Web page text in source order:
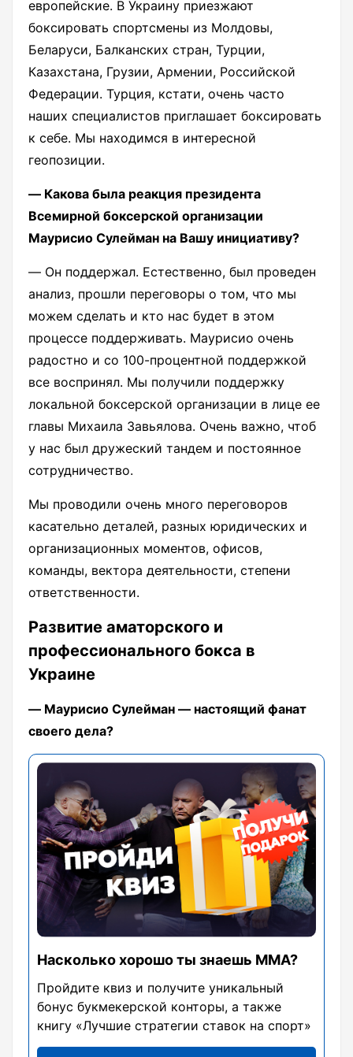
европейские. В Украину приезжают
боксировать спортсмены из Молдовы,
Беларуси, Балканских стран, Турции,
Казахстана, Грузии, Армении, Российской
Федерации. Турция, кстати, очень часто
наших специалистов приглашает боксировать
к себе. Мы находимся в интересной
геопозиции.
― Какова была реакция президента
Всемирной боксерской организации
Маурисио Сулейман на Вашу инициативу?
― Он поддержал. Естественно, был проведен
анализ, прошли переговоры о том, что мы
можем сделать и кто нас будет в этом
процессе поддерживать. Маурисио очень
радостно и со 100-процентной поддержкой
все воспринял. Мы получили поддержку
локальной боксерской организации в лице ее
главы Михаила Завьялова. Очень важно, чтоб
у нас был дружеский тандем и постоянное
сотрудничество.
Мы проводили очень много переговоров
касательно деталей, разных юридических и
организационных моментов, офисов,
команды, вектора деятельности, степени
ответственности.
Развитие аматорского и
профессионального бокса в
Украине
― Маурисио Сулейман ― настоящий фанат
своего дела?
Насколько хорошо ты знаешь ММА?
Пройдите квиз и получите уникальный
бонус букмекерской конторы, а также
книгу «Лучшие стратегии ставок на спорт»